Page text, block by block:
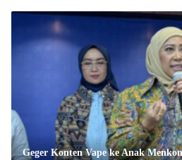
Geger Konten Vape ke Anak